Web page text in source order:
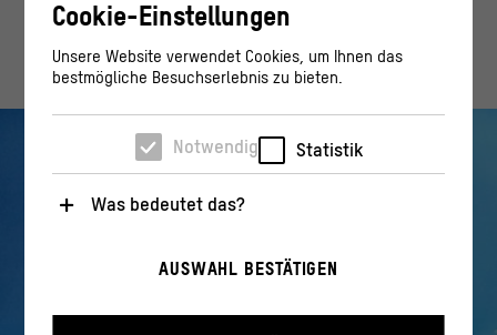
Cookie-Einstellungen
Unsere Website verwendet Cookies, um Ihnen das
bestmögliche Besuchserlebnis zu bieten.
Notwendig Statistik
Was bedeutet das?
Diese Cookies sind für den Betrieb der Webseite
Funktionen wie die Navigation und sicherheitsrelevante
AUSWAHL BESTÄTIGEN